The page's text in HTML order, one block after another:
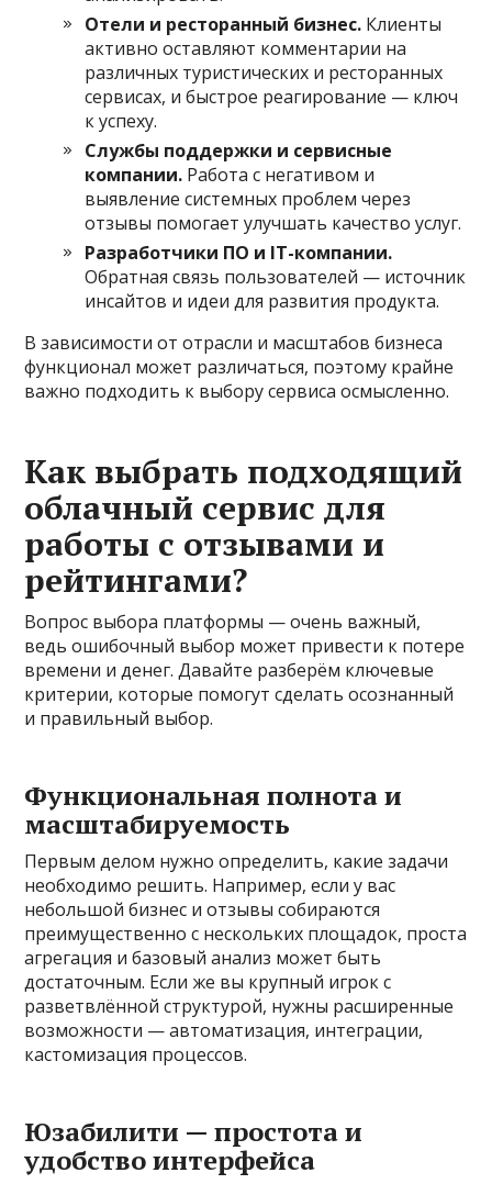
Отели и ресторанный бизнес. Клиенты
активно оставляют комментарии на
различных туристических и ресторанных
сервисах, и быстрое реагирование — ключ
к успеху.
Службы поддержки и сервисные
компании. Работа с негативом и
выявление системных проблем через
отзывы помогает улучшать качество услуг.
Разработчики ПО и IT-компании.
Обратная связь пользователей — источник
инсайтов и идеи для развития продукта.
В зависимости от отрасли и масштабов бизнеса
функционал может различаться, поэтому крайне
важно подходить к выбору сервиса осмысленно.
Как выбрать подходящий
облачный сервис для
работы с отзывами и
рейтингами?
Вопрос выбора платформы — очень важный,
ведь ошибочный выбор может привести к потере
времени и денег. Давайте разберём ключевые
критерии, которые помогут сделать осознанный
и правильный выбор.
Функциональная полнота и
масштабируемость
Первым делом нужно определить, какие задачи
необходимо решить. Например, если у вас
небольшой бизнес и отзывы собираются
преимущественно с нескольких площадок, проста
агрегация и базовый анализ может быть
достаточным. Если же вы крупный игрок с
разветвлённой структурой, нужны расширенные
возможности — автоматизация, интеграции,
кастомизация процессов.
Юзабилити — простота и
удобство интерфейса